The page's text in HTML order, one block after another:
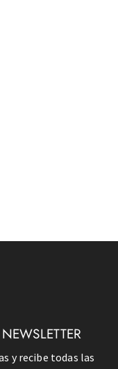
y recibe todas las